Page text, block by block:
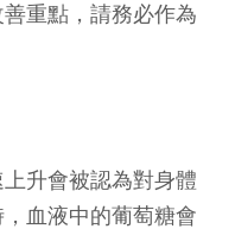
重點，請務必作為
升會被認為對身體
血液中的葡萄糖會